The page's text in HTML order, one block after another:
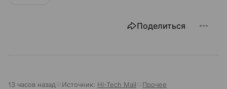
Поделиться
13 часов назад Источник: Hi-Tech Mail Прочее